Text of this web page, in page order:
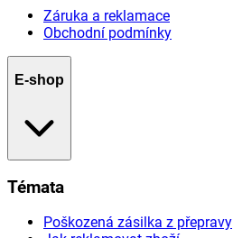
Záruka a reklamace
Obchodní podmínky
E-shop
Témata
Poškozená zásilka z přepravy